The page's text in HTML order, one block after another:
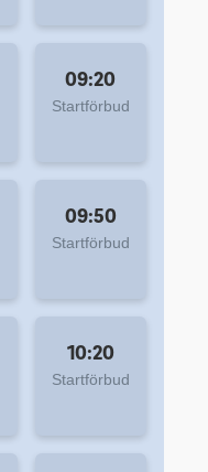
09:20
Startförbud
09:50
Startförbud
10:20
Startförbud